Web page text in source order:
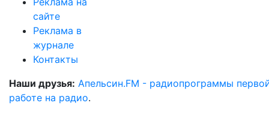
сайте
Реклама в
журнале
Контакты
Наши друзья: Апельсин.FM - радиопрограммы
работе на радио.